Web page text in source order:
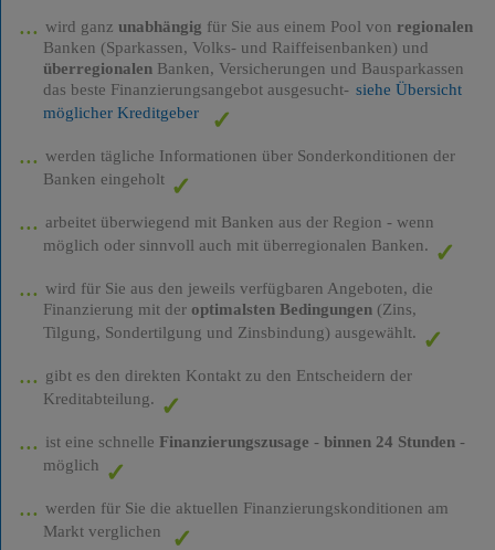
wird ganz unabhängig für Sie aus einem Pool von regionalen
Banken (Sparkassen, Volks- und Raiffeisenbanken) und
überregionalenBanken, Versicherungen und Bausparkassen
das beste Finanzierungsangebot ausgesucht- siehe Übersicht
möglicher Kreditgeber
werden tägliche Informationen über Sonderkonditionen der
Banken eingeholt
arbeitet überwiegend mit Banken aus der Region - wenn
möglich oder sinnvoll auch mit überregionalen Banken.
wird für Sie aus den jeweils verfügbaren Angeboten, die
Finanzierung mit der optimalsten Bedingungen(Zins,
Tilgung, Sondertilgung und Zinsbindung) ausgewählt.
gibt es den direkten Kontakt zu den Entscheidern der
Kreditabteilung.
ist eine schnelle Finanzierungszusage - binnen 24 Stunden-
möglich
werden für Sie die aktuellen Finanzierungskonditionen am
Markt verglichen